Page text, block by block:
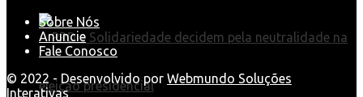
Sobre Nós
Anuncie
Fale Conosco
© 2022 - Desenvolvido por Webmundo Soluções
Interativas